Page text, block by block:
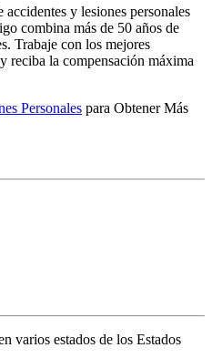
y lesiones personales
combina más de 50 años de
Trabaje con los mejores
reciba la compensación máxima
Personales para Obtener Más
varios estados de los Estados